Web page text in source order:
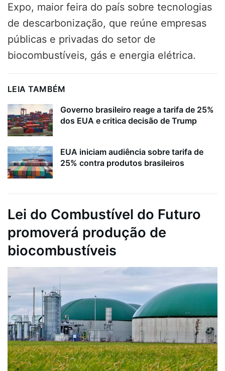
Expo, maior feira do país sobre tecnologias
de descarbonização, que reúne empresas
públicas e privadas do setor de
biocombustíveis, gás e energia elétrica.
LEIA TAMBÉM
Governo brasileiro reage a tarifa de 25%
dos EUA e critica decisão de Trump
EUA iniciam audiência sobre tarifa de
25% contra produtos brasileiros
Lei do Combustível do Futuro
promoverá produção de
biocombustíveis